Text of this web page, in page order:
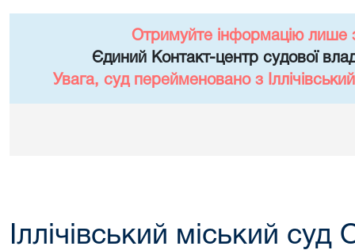
Отримуйте інформацію лише
Єдиний Контакт-центр судової
Увага, суд перейменовано з
Іллічівський міський суд